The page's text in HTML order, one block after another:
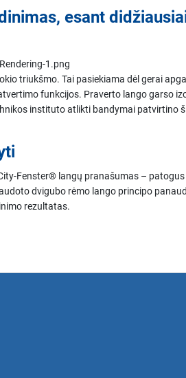
esant
triukšmo. Tai pasiekiama dėl gerai
funkcijos. Praverto lango garso
instituto atlikti bandymai patvirtino
Fenster® langų pranašumas ­–
dvigubo rėmo lango principo
rezultatas.